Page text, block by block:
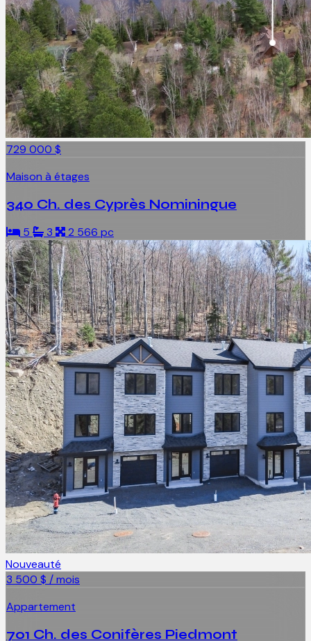
729 000 $
Maison à étages
340 Ch. des Cyprès Nominingue
5 3 2 566 pc
Nouveauté
3 500 $ / mois
Appartement
701 Ch. des Conifères Piedmont